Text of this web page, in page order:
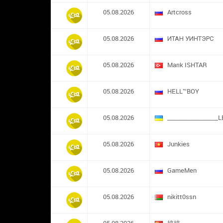
05.08.2026 Artcross
05.08.2026 ИТАН УИНТЭРС
05.08.2026 Marık ISHTAR
05.08.2026 HELL™BOY
05.08.2026
05.08.2026 Junkies
05.08.2026 GameMen
05.08.2026 nikitt0ssn